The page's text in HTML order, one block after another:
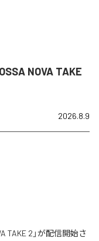
NOVA TAKE
2026.8.9
TAKE 2」が配信開始さ